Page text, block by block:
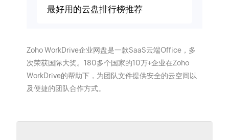
最好用的云盘排行榜推荐
Zoho WorkDrive企业网盘是一款SaaS云端Office，多
次荣获国际大奖。180多个国家的10万+企业在Zoho
WorkDrive的帮助下，为团队文件提供安全的云空间以
及便捷的团队合作方式。